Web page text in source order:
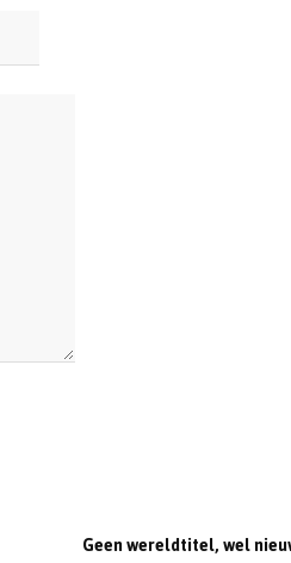
Geen wereldtitel, wel